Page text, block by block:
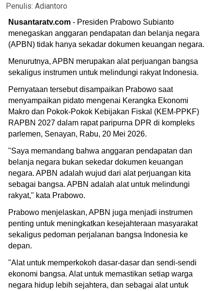
Penulis: Adiantoro
Nusantaratv.com - Presiden Prabowo Subianto
menegaskan anggaran pendapatan dan belanja negara
(APBN) tidak hanya sekadar dokumen keuangan negara.
Menurutnya, APBN merupakan alat perjuangan bangsa
sekaligus instrumen untuk melindungi rakyat Indonesia.
Pernyataan tersebut disampaikan Prabowo saat
menyampaikan pidato mengenai Kerangka Ekonomi
Makro dan Pokok-Pokok Kebijakan Fiskal (KEM-PPKF)
RAPBN 2027 dalam rapat paripurna DPR di kompleks
parlemen, Senayan, Rabu, 20 Mei 2026.
"Saya memandang bahwa anggaran pendapatan dan
belanja negara bukan sekedar dokumen keuangan
negara. APBN adalah wujud dari alat perjuangan kita
sebagai bangsa. APBN adalah alat untuk melindungi
rakyat," kata Prabowo.
Prabowo menjelaskan, APBN juga menjadi instrumen
penting untuk meningkatkan kesejahteraan masyarakat
sekaligus pedoman perjalanan bangsa Indonesia ke
depan.
"Alat untuk memperkokoh dasar-dasar dan sendi-sendi
ekonomi bangsa. Alat untuk memastikan setiap warga
negara hidup lebih sejahtera, dan sebagai alat untuk